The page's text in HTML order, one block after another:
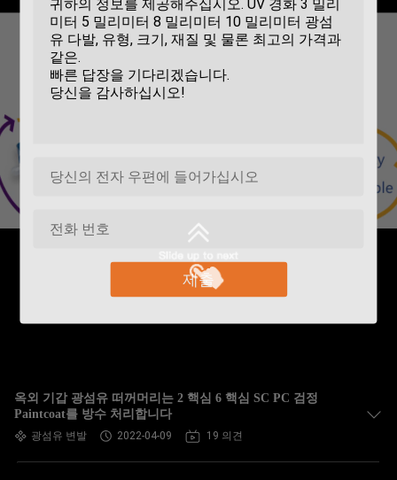
제출
옥외 기갑 광섬유 떠꺼머리는 2 핵심 6 핵심 SC PC 검정
Paintcoat를 방수 처리합니다
광섬유 변발 2022-04-09 19 의견